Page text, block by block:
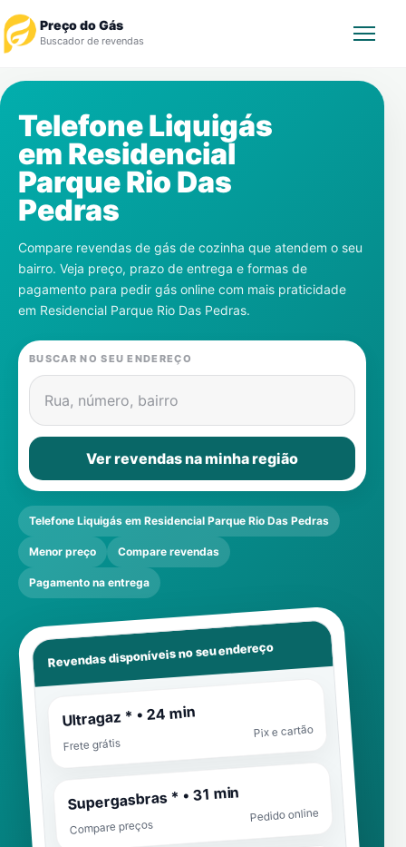
Preço do Gás
Buscador de revendas
Revendedor
Notícias
Cadastre-se
Gás
Telefone Liquigás
em Residencial
Parque Rio Das
Pedras
Compare revendas de gás de cozinha que atendem o seu
bairro. Veja preço, prazo de entrega e formas de
pagamento para pedir gás online com mais praticidade
em Residencial Parque Rio Das Pedras.
BUSCAR NO SEU ENDEREÇO
Rua, número, bairro
Ver revendas na minha região
Telefone Liquigás em Residencial Parque Rio Das Pedras
Menor preço Compare revendas
Pagamento na entrega
Revendas disponíveis no seu endereço
Ultragaz * • 24 min
Frete grátis
Pix e cartão
Supergasbras * • 31 min
Compare preços
Pedido online